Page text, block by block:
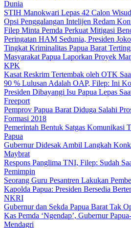
Dunia
STIH Manokwari Lepas 42 Calon
Opsi Penggalangan Intelijen Redam
Filep Minta Pemda Perkuat Mitigasi
Peringatan HAM Sedunia, Presiden
Tingkat Kriminalitas Papua Barat
Masyarakat Papua Laporkan Proyek
KPK
Kasat Reskrim Tertembak oleh OTK
90 % Lulusan Adalah OAP, Filep: Ini
Presiden Dibayangi Isu Papua Lepas
Freeport
Pemprov Papua Barat Diduga Salahi
Formasi 2018
Pemerintah Bentuk Satgas Komunikasi
Papua
Gubernur Didesak Ambil Langkah
Maybrat
Respons Panglima TNI, Filep: Sudah
Pemimpin
Seorang Guru Pesantren Lakukan
Kapolda Papua: Presiden Bersedia
NKRI
Gubernur dan Sekda Papua Barat Tak
Kas Pemda ‘Ngendap’, Gubernur
Mendagri